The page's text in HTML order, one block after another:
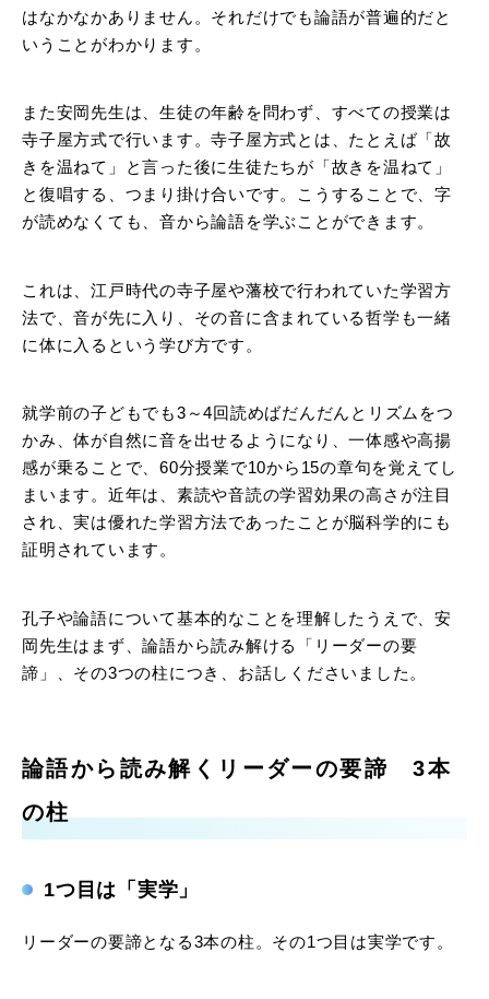
はなかなかありません。それだけでも論語が普遍的だと
いうことがわかります。
また安岡先生は、生徒の年齢を問わず、すべての授業は
寺子屋方式で行います。寺子屋方式とは、たとえば「故
きを温ねて」と言った後に生徒たちが「故きを温ねて」
と復唱する、つまり掛け合いです。こうすることで、字
が読めなくても、音から論語を学ぶことができます。
これは、江戸時代の寺子屋や藩校で行われていた学習方
法で、音が先に入り、その音に含まれている哲学も一緒
に体に入るという学び方です。
就学前の子どもでも3～4回読めばだんだんとリズムをつ
かみ、体が自然に音を出せるようになり、一体感や高揚
感が乗ることで、60分授業で10から15の章句を覚えてし
まいます。近年は、素読や音読の学習効果の高さが注目
され、実は優れた学習方法であったことが脳科学的にも
証明されています。
孔子や論語について基本的なことを理解したうえで、安
岡先生はまず、論語から読み解ける「リーダーの要
諦」、その3つの柱につき、お話しくださいました。
論語から読み解くリーダーの要諦 3本
の柱
1つ目は「実学」
リーダーの要諦となる3本の柱。その1つ目は実学です。